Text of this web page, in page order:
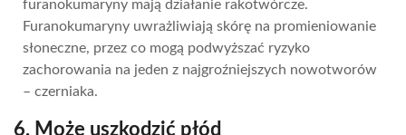
furanokumaryny mają działanie rakotwórcze.
Furanokumaryny uwrażliwiają skórę na promieniowanie
słoneczne, przez co mogą podwyższać ryzyko
zachorowania na jeden z najgroźniejszych nowotworów
– czerniaka.
6. Może uszkodzić płód